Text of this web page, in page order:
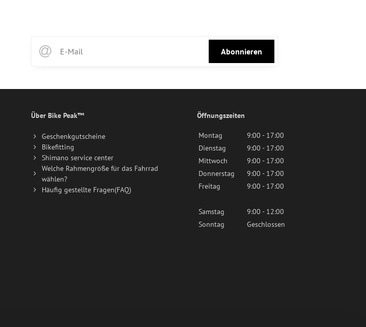
Abonnieren
Über Bike Peak™
Geschenkgutscheine
Bikefitting
Shimano service center
Welche Rahmengröße für das Fahrrad
wählen?
Häufig gestellte Fragen(FAQ)
Öffnungszeiten
Montag
9:00 - 17:00
Dienstag
9:00 - 17:00
Mittwoch
9:00 - 17:00
Donnerstag
9:00 - 17:00
Freitag
9:00 - 17:00
Samstag
9:00 - 12:00
Sonntag
Geschlossen